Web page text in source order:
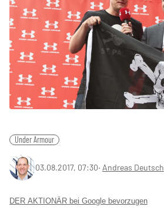
Under Armour
03.08.2017, 07:30‧ Andreas Deutsch
DER AKTIONÄR bei Google bevorzugen